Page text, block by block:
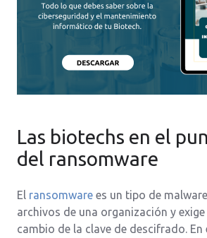
Las biotechs en el
del ransomware
El ransomware es un tipo de
archivos de una organización y
cambio de la clave de descifrado. En